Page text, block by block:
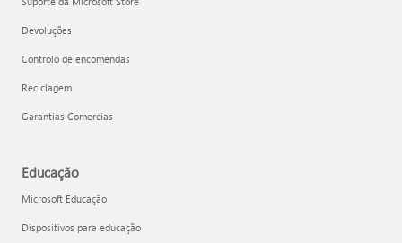
Devoluções
Controlo de encomendas
Reciclagem
Garantias Comercias
Educação
Microsoft Educação
Dispositivos para educação